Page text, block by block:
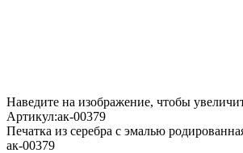
Наведите на изображение, чтобы
Артикул:ак-00379
Печатка из серебра с эмалью
ак-00379